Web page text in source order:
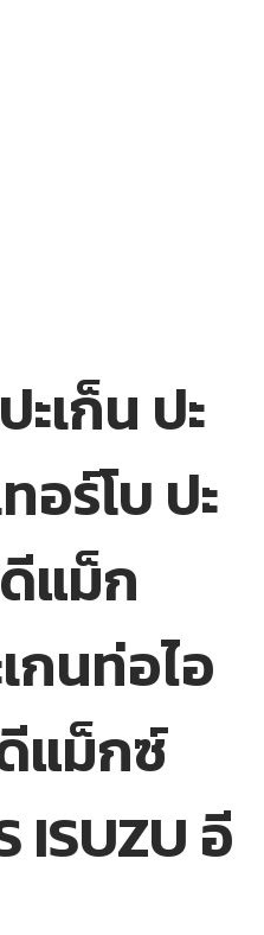
ะเก็น ปะ
อร์โบ ปะ
แม็ก
กนท่อไอ
แม็กซ์
ISUZU อี